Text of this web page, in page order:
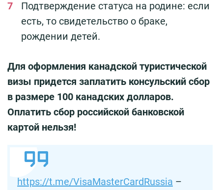
Подтверждение статуса на родине: если
есть, то свидетельство о браке,
рождении детей.
Для оформления канадской туристической
визы придется заплатить консульский сбор
в размере 100 канадских долларов.
Оплатить сбор российской банковской
картой нельзя!
https://t.me/VisaMasterCardRussia –